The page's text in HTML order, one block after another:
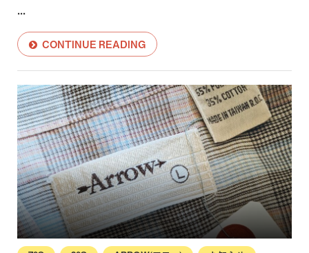
...
CONTINUE READING